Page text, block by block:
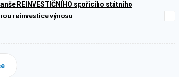
REINVESTIČNÍHO spořicího státního
reinvestice výnosu